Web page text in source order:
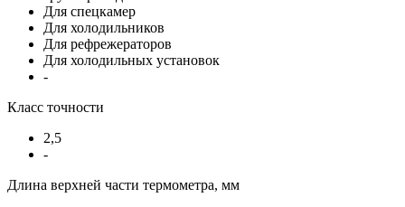
Для спецкамер
Для холодильников
Для рефрежераторов
Для холодильных установок
-
Класс точности
2,5
-
Длина верхней части термометра, мм